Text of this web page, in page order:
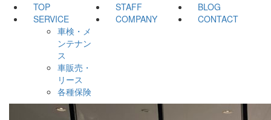
TOP STAFF
BLOG
SERVICE
車検・メ
ンテナン
ス
車販売・
リース
各種保険
COMPANY CONTACT